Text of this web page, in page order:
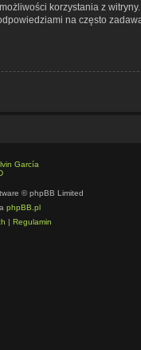
korzystania z
na często
García
© phpBB Limited
phpBB.pl
| Regulamin